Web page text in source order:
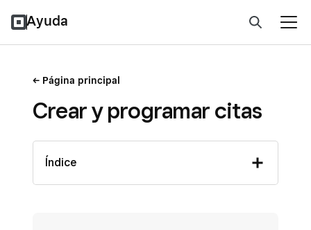
Ayuda
Página principal
Crear y programar citas
Índice